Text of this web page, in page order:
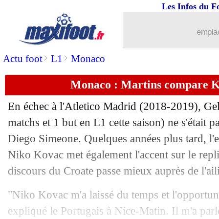
Actu foot> L1 > Monaco
Les Infos du
Monaco : Martins compare
En échec à l'Atletico Madrid (2018-2019),
matchs et 1 but en L1 cette saison) ne s'était
Diego Simeone. Quelques années plus tard,
Niko Kovac met également l'accent sur le
discours du Croate passe mieux auprès de
"Niko Kovac m'a laissé du temps et
expliqué le Portugais à Nice-Matin. Il m'a
: Dortmund prend la tête, Leipzig
16/10 Chelsea: Rüdiger réclamerait une
16/10 Liverpool: Salah, le "meilleur" selon
16/10 VIDEO: le missile de Mason
16/10 L1 : Clermont-Lille, les compos
16/10 VIDEO: le but magique de Salah !
Liverpool : Mané dans un cercle très